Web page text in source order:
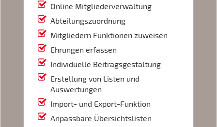
Online Mitgliederverwaltung
Abteilungszuordnung
Mitgliedern Funktionen zuweisen
Ehrungen erfassen
Individuelle Beitragsgestaltung
Erstellung von Listen und
Auswertungen
Import- und Export-Funktion
Anpassbare Übersichtslisten